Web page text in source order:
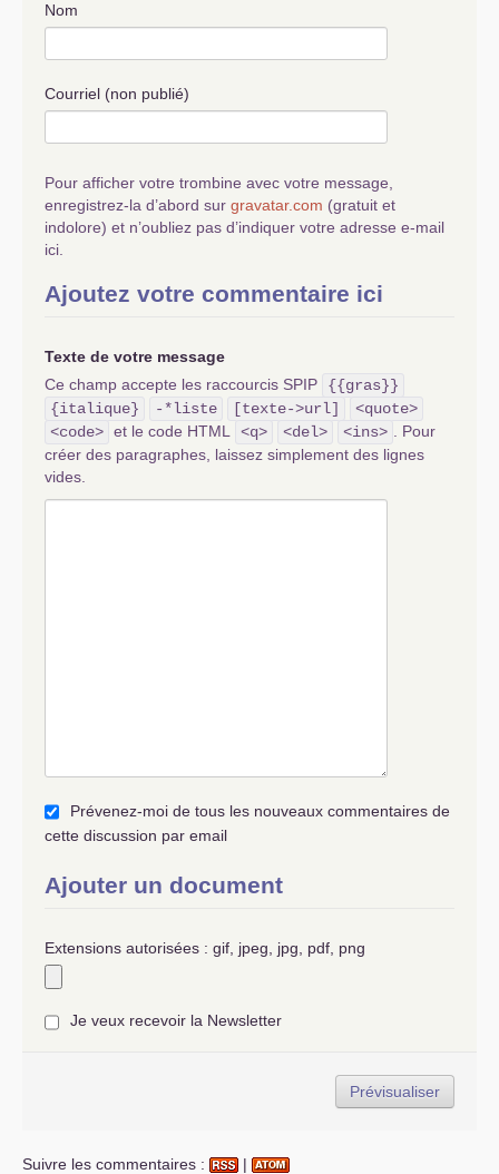
Nom
Courriel (non publié)
Pour afficher votre trombine avec votre message,
enregistrez-la d’abord sur gravatar.com (gratuit et
indolore) et n’oubliez pas d’indiquer votre adresse e-mail
ici.
Ajoutez votre commentaire ici
Texte de votre message
Ce champ accepte les raccourcis SPIP
{{gras}}
{italique}
-*liste [texte->url]
<quote>
<code> et le code HTML <q> <del> <ins>
. Pour
créer des paragraphes, laissez simplement des lignes
vides.
Prévenez-moi de tous les nouveaux commentaires de
cette discussion par email
Ajouter un document
Extensions autorisées : gif, jpeg, jpg, pdf, png
Je veux recevoir la Newsletter
Suivre les commentaires : |